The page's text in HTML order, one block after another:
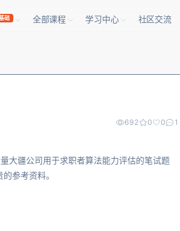
础 全部课程 学习中心 社区交流
692 0 0 1
大疆公司用于求职者算法能力评估的笔试题
参考资料。